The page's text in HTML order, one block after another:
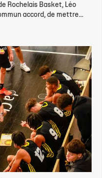
Rochelais Basket, Léo
accord, de mettre...